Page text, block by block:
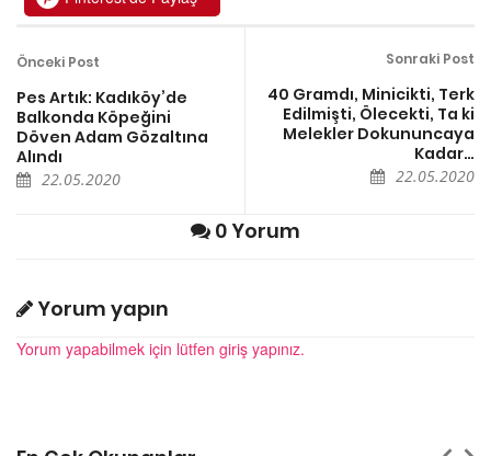
Önceki Post
Pes Artık: Kadıköy’de
Balkonda Köpeğini
Döven Adam Gözaltına
Alındı
22.05.2020
Sonraki Post
40 Gramdı, Minicikti, Terk
Edilmişti, Ölecekti, Ta ki
Melekler Dokununcaya
Kadar…
22.05.2020
0 Yorum
Yorum yapın
Yorum yapabilmek için lütfen giriş yapınız.